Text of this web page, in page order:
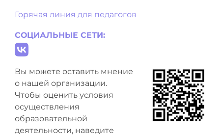
Горячая линия для педагогов
СОЦИАЛЬНЫЕ СЕТИ:
Вы можете оставить мнение
о нашей организации.
Чтобы оценить условия
осуществления
образовательной
деятельности, наведите